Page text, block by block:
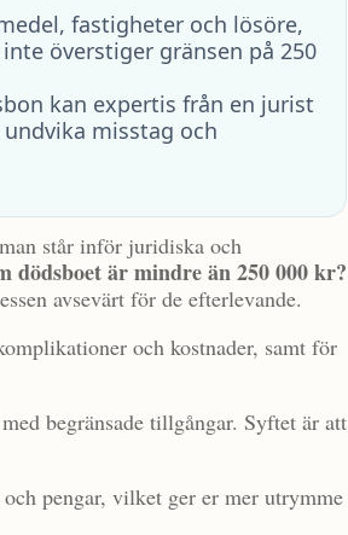
fastigheter och lösöre,
överstiger gränsen på 250
kan expertis från en jurist
misstag och
står inför juridiska och
dödsboet är mindre än 250 000 kr?
avsevärt för de efterlevande.
och kostnader, samt för
begränsade tillgångar. Syftet är att
pengar, vilket ger er mer utrymme